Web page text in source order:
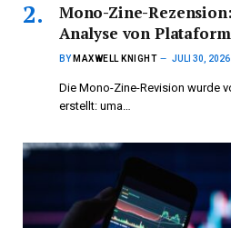
Mono-Zine-
Analyse von
BY MAXWELL KNIGHT JULI 30, 2026
Die Mono-Zine-Revision wurde
erstellt: uma…